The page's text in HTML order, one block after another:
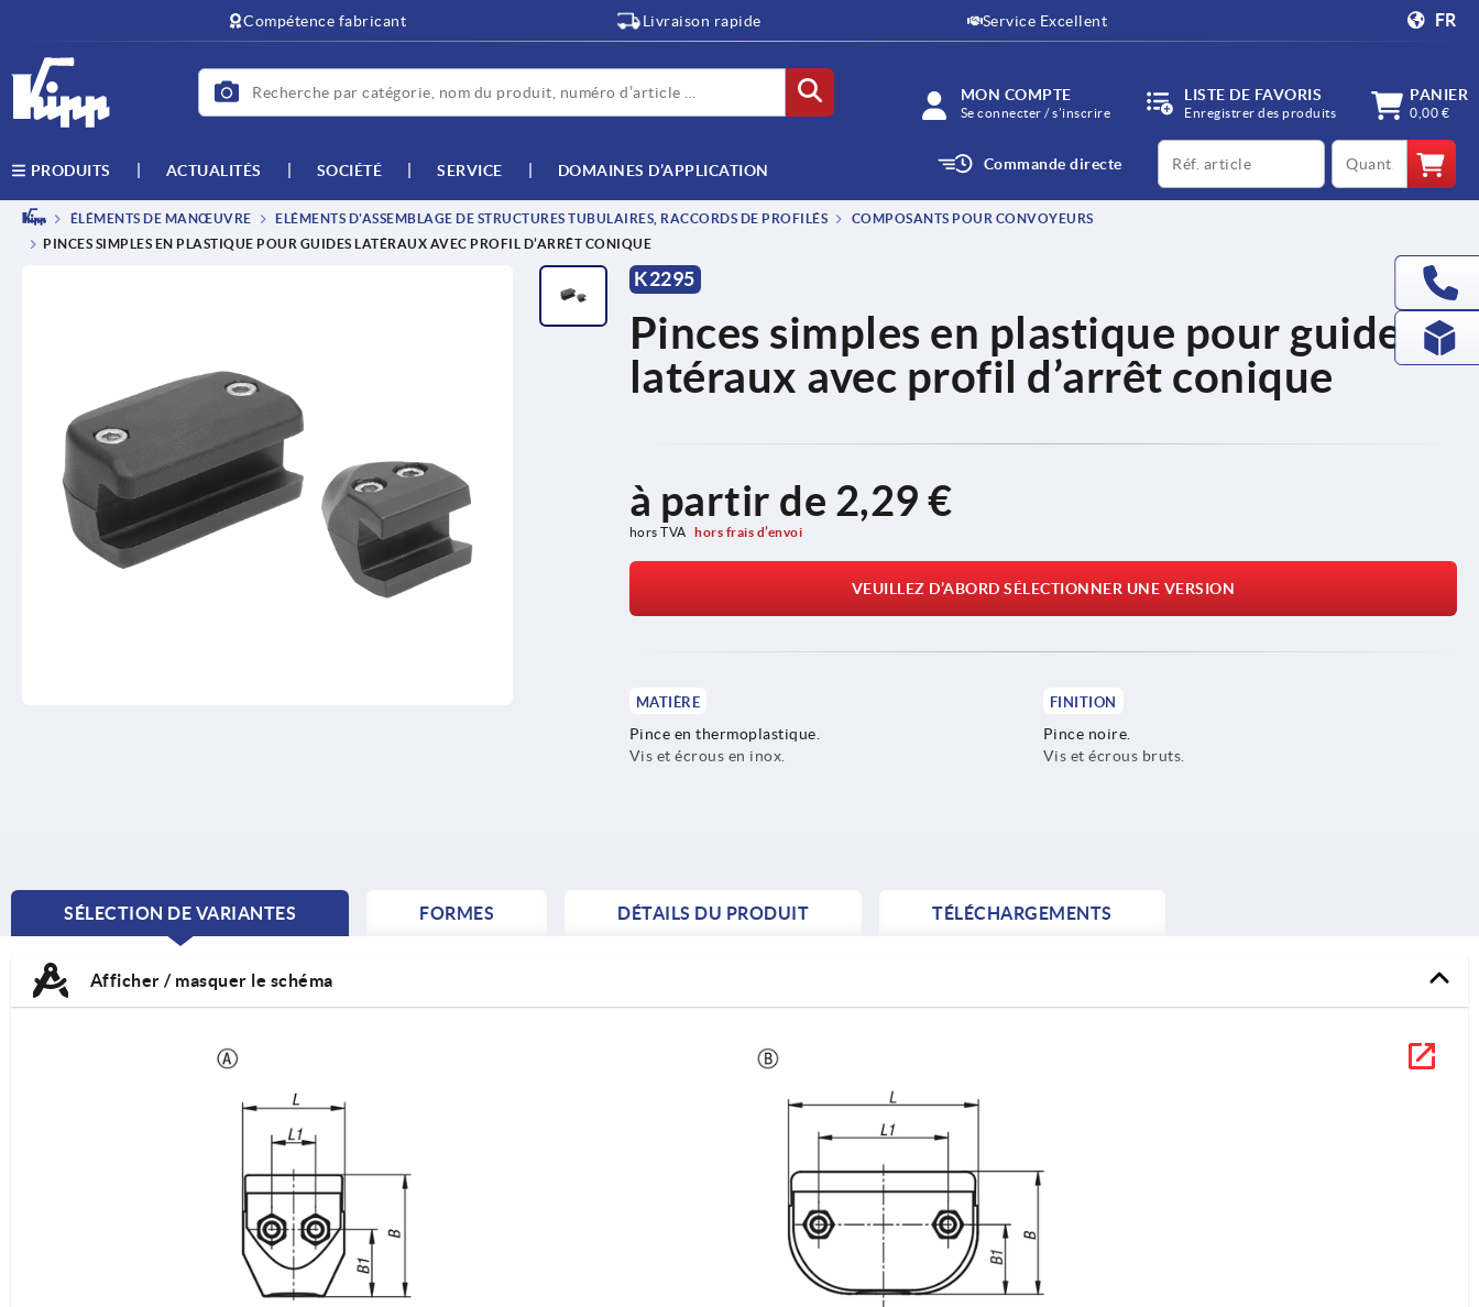
Compétence fabricant Livraison rapide Service Excellent FR
MON COMPTE
Se connecter / s’inscrire
LISTE DE FAVORIS
Enregistrer des produits
PANIER
0,00 €
PRODUITS ACTUALITÉS SOCIÉTÉ SERVICE DOMAINES D’APPLICATION Commande directe
productCode qty
ÉLÉMENTS DE MANŒUVRE ELÉMENTS D'ASSEMBLAGE DE STRUCTURES TUBULAIRES, RACCORDS DE PROFILÉS
COMPOSANTS POUR CONVOYEURS
PINCES SIMPLES EN PLASTIQUE POUR GUIDES LATÉRAUX AVEC PROFIL D’ARRÊT CONIQUE
K2295
Pinces simples en plastique pour guides
latéraux avec profil d’arrêt conique
à partir de 2,29 €
hors TVA hors frais d’envoi
VEUILLEZ D’ABORD SÉLECTIONNER UNE VERSION
MATIÈRE
Pince en thermoplastique.
Vis et écrous en inox.
FINITION
Pince noire.
Vis et écrous bruts.
SÉLECTION DE VARIANTES
CURRENT
FORMES DÉTAILS DU PRODUIT TÉLÉCHARGEMENTS
Afficher / masquer le schéma